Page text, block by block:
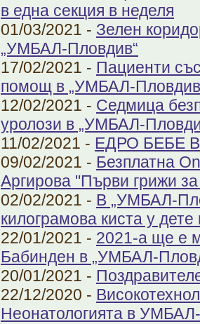
в една секция в неделя
01/03/2021 - Зелен
„УМБАЛ-Пловдив“
17/02/2021 - Пациенти
помощ в „УМБАЛ-
12/02/2021 - Седмица
уролози в „УМБАЛ-
11/02/2021 - ЕДРО БЕБЕ
09/02/2021 - Безплатна
Аргирова "Първи грижи
02/02/2021 - В „УМБАЛ-
килограмова киста у дете
22/01/2021 - 2021-а ще е
Бабинден в „УМБАЛ-
20/01/2021 -
22/12/2020 -
Неонатологията в